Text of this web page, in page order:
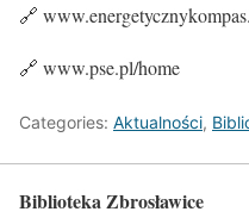
🔗
🔗 www.pse.pl/home
Categories: Aktualności,
Biblioteka Zbrosławice